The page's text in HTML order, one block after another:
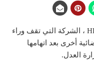
تواجه شركة HDR Global Trading Limited ، الشركة التي تقف وراء
أخرى بعد اتهامها
العدل.